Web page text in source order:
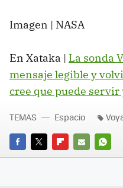
Imagen | NASA
En Xataka | La sonda
mensaje legible y
cree que puede
FACEBOOK
TWITTERFLIPBOARD
E-
TEMAS Espacio